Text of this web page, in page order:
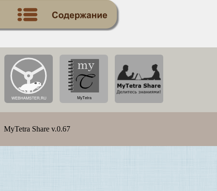
MyTetra Share v.0.67